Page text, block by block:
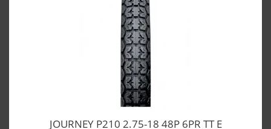
JOURNEY P210 2.75-18 48P 6PR TT E